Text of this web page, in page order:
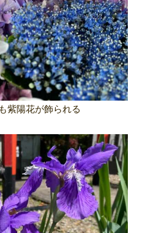
紫陽花が飾られる